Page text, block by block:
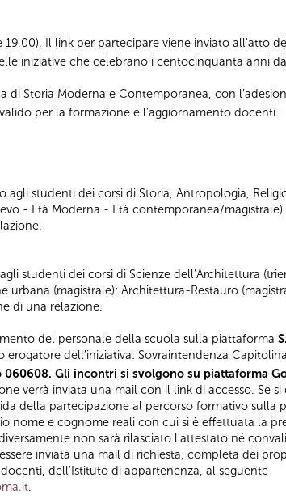
Il link per partecipare viene inviato all'atto
iniziative che celebrano i centocinquanta anni
di Storia Moderna e Contemporanea, con
per la formazione e l’aggiornamento docenti.
studenti dei corsi di Storia, Antropologia,
- Età Moderna - Età contemporanea/
studenti dei corsi di Scienze dell’Architettura
urbana (magistrale); Architettura-Restauro
di una relazione.
del personale della scuola sulla piattaforma
dell’iniziativa: Sovraintendenza
Gli incontri si svolgono su piattaforma
verrà inviata una mail con il link di accesso. Se si
della partecipazione al percorso formativo sulla
nome e cognome reali con cui si è effettuata la
non sarà rilasciato l'attestato né
inviata una mail di richiesta, completa dei
dell'Istituto di appartenenza, al seguente
.